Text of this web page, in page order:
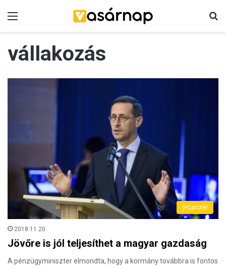
vállakozás
(H)arctér
2018.11.20.
Jövőre is jól teljesíthet a magyar gazdaság
A pénzügyminiszter elmondta, hogy a kormány továbbra is fontos